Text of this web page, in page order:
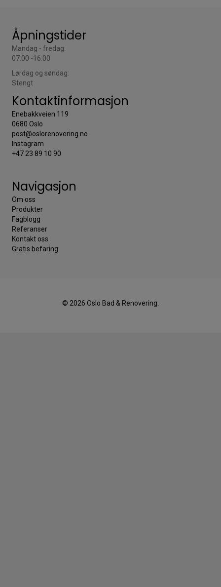
Åpningstider
Mandag - fredag:
07:00 -16:00
Lørdag og søndag:
Stengt
Kontaktinformasjon
Enebakkveien 119
0680 Oslo
post@oslorenovering.no
Instagram
+47 23 89 10 90
Navigasjon
Om oss
Produkter
Fagblogg
Referanser
Kontakt oss
Gratis befaring
© 2026 Oslo Bad & Renovering.